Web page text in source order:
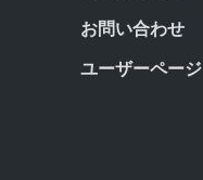
お問い合わせ
ユーザーページ